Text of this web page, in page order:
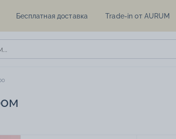
Бесплатная доставка Trade-in от AURUM